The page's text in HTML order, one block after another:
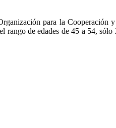
para la Cooperación
de edades de 45 a 54,